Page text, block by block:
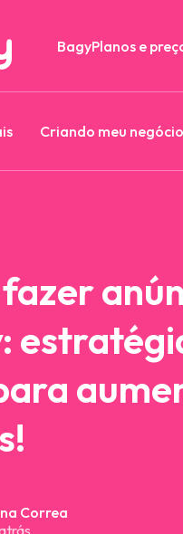
BagyPlanos e
Criando meu negócio
Correa